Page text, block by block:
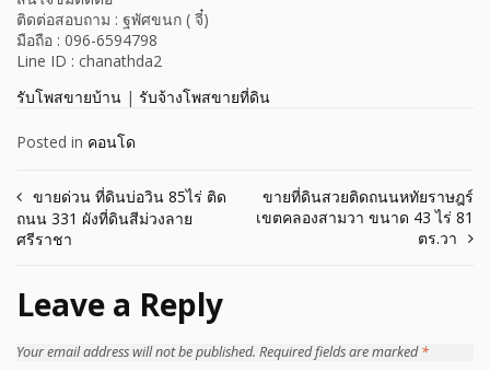
ติดต่อสอบถาม : ฐพัศขนก ( จี๋)
มือถือ : 096-6594798
Line ID : chanathda2
รับโพสขายบ้าน | รับจ้างโพสขายที่ดิน
Posted in คอนโด
Post
navigation
ขายด่วน ที่ดินบ่อวิน 85ไร่ ติด
ถนน 331 ผังที่ดินสีม่วงลาย
ศรีราชา
ขายที่ดินสวยติดถนนหทัยราษฎร์
เขตคลองสามวา ขนาด 43 ไร่ 81
ตร.วา
Leave a Reply
Your email address will not be published. Required fields are marked*